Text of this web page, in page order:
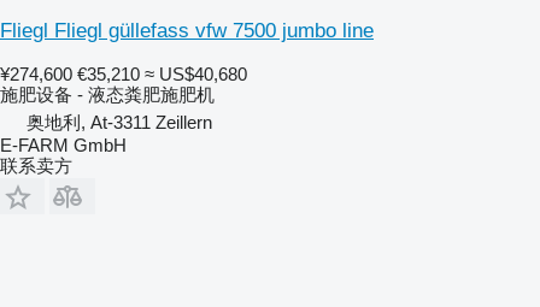
Fliegl Fliegl güllefass vfw 7500 jumbo line
¥274,600 €35,210 ≈ US$40,680
施肥设备 - 液态粪肥施肥机
奥地利, At-3311 Zeillern
E-FARM GmbH
联系卖方